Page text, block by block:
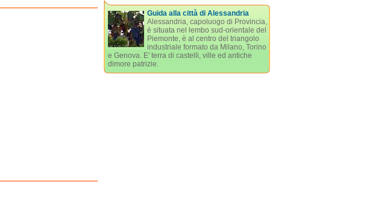
Guida alla città di Alessandria
Alessandria, capoluogo di Provincia,
è situata nel lembo sud-orientale del
Piemonte, è al centro del triangolo
industriale formato da Milano, Torino
e Genova. E' terra di castelli, ville ed antiche
dimore patrizie.